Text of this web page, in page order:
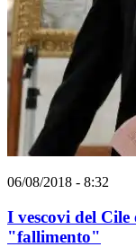
06/08/2018 - 8:32
I vescovi del
"fallimento"